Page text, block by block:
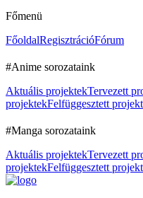
Főmenü
FőoldalRegisztrációFórum
#Anime sorozataink
Aktuális projektekTervezett
projektekFelfüggesztett
#Manga sorozataink
Aktuális projektekTervezett
projektekFelfüggesztett